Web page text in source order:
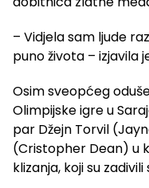
– Vidjela sam ljude
puno života – izjavila
Osim sveopćeg
Olimpijske igre u
par Džejn Torvil
(Cristopher Dean) u
klizanja, koji su